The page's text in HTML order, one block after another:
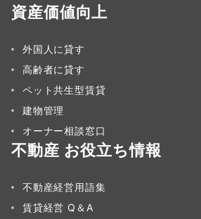
資産価値向上
外国人に貸す
高齢者に貸す
ペット共生型賃貸
建物管理
オーナー相談窓口
不動産 お役立ち情報
不動産経営用語集
賃貸経営 Q＆A